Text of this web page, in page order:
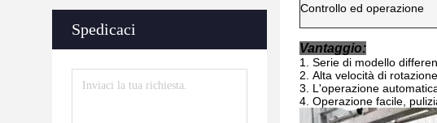
Spedicaci
Controllo ed operazione
Vantaggio:
Serie di modello
Alta velocità di
L'operazione
Operazione facile,